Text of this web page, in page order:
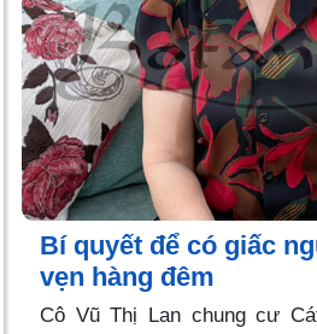
Bí quyết để có giấc
vẹn hàng đêm
Cô Vũ Thị Lan chung cư